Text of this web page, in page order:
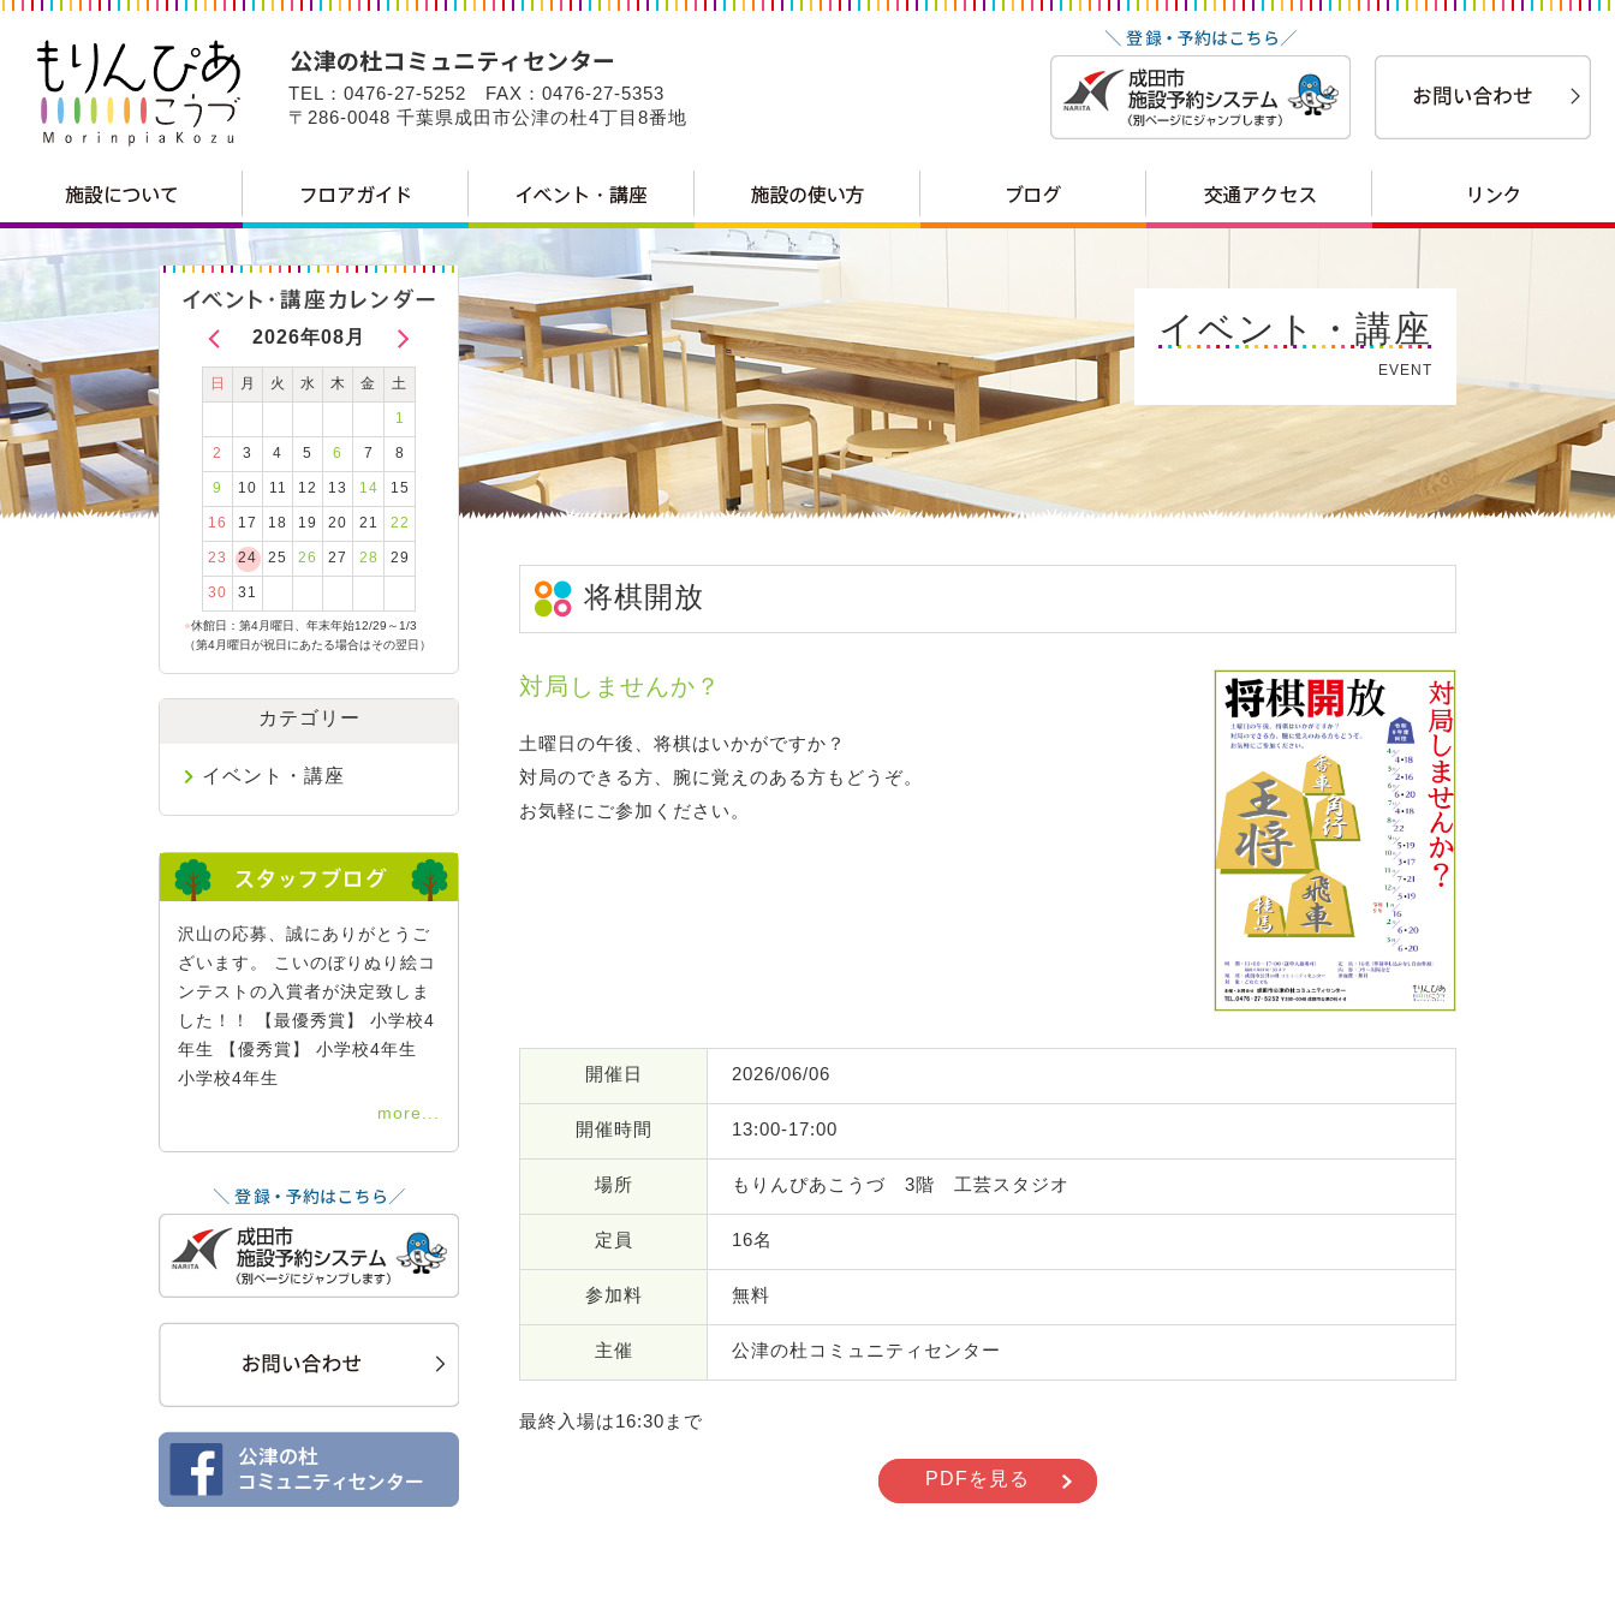
TEL：0476-27-5252 FAX：0476-27-5353
〒286-0048 千葉県成田市公津の杜4丁目8番地
イベント・講座
EVENT
将棋開放
対局しませんか？
土曜日の午後、将棋はいかがですか？
対局のできる方、腕に覚えのある方もどうぞ。
お気軽にご参加ください。
開催日 2026/06/06
開催時間 13:00-17:00
場所 もりんぴあこうづ 3階 工芸スタジオ
定員 16名
参加料 無料
主催 公津の杜コミュニティセンター
最終入場は16:30まで
PDFを見る
2026年08月
日 月 火 水 木 金 土
1
2 3 4 5 6 7 8
9 10 11 12 13 14 15
16 17 18 19 20 21 22
23 24 25 26 27 28 29
30 31
●休館日：第4月曜日、年末年始12/29～1/3
（第4月曜日が祝日にあたる場合はその翌日）
カテゴリー
イベント・講座
沢山の応募、誠にありがとうご
ざいます。 こいのぼりぬり絵コ
ンテストの入賞者が決定致しま
した！！ 【最優秀賞】 小学校4
年生 【優秀賞】 小学校4年生
小学校4年生
more...